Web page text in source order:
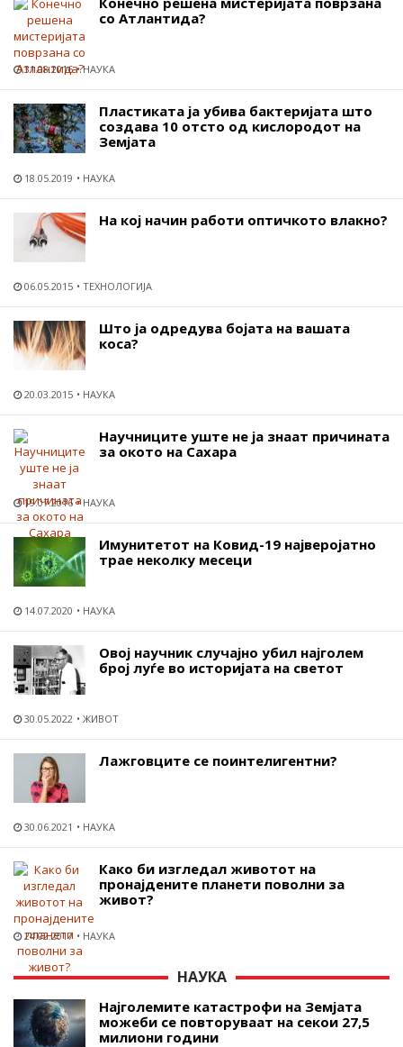
со Атлантида?
31.08.2016 НАУКА
Пластиката ја убива бактеријата што
создава 10 отсто од кислородот на
Земјата
18.05.2019 НАУКА
На кој начин работи оптичкото влакно?
06.05.2015 ТЕХНОЛОГИЈА
Што ја одредува бојата на вашата
коса?
20.03.2015 НАУКА
Научниците уште не ја знаат причината
за окото на Сахара
19.07.2016 НАУКА
Имунитетот на Ковид-19 најверојатно
трае неколку месеци
14.07.2020 НАУКА
Овој научник случајно убил најголем
број луѓе во историјата на светот
30.05.2022 ЖИВОТ
Лажговците се поинтелигентни?
30.06.2021 НАУКА
Како би изгледал животот на
пронајдените планети поволни за
живот?
24.02.2017 НАУКА
НАУКА
Најголемите катастрофи на Земјата
можеби се повторуваат на секои 27,5
милиони години